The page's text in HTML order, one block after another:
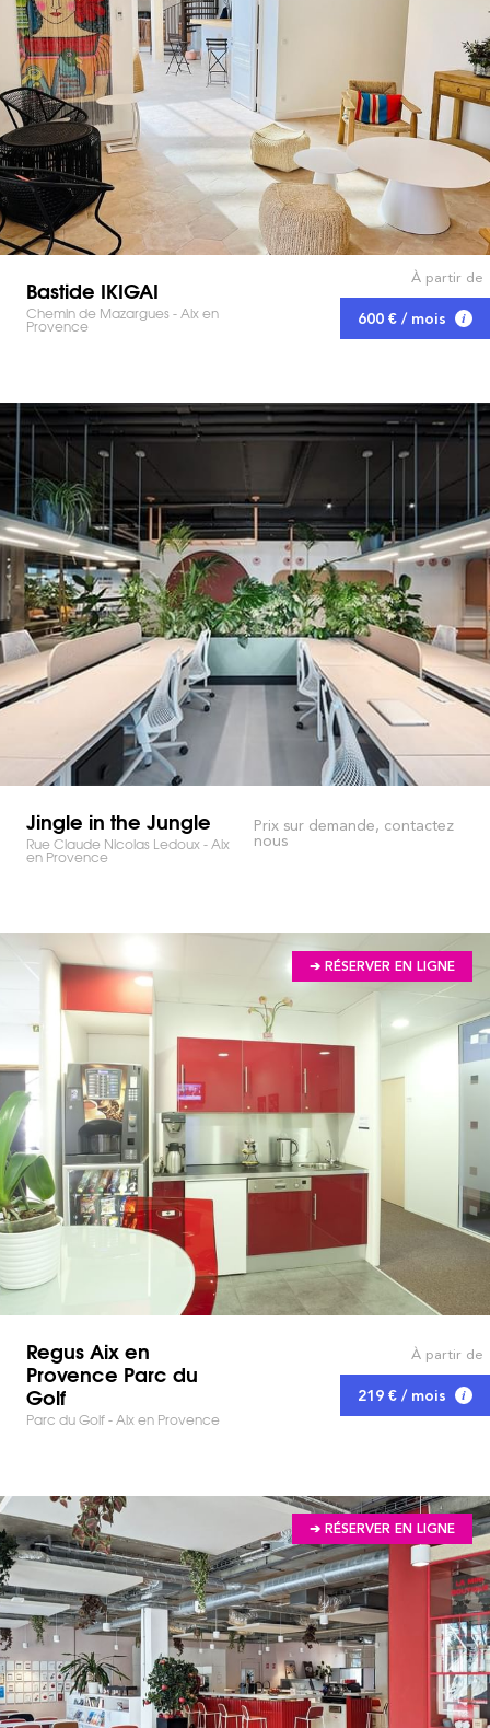
Bastide IKIGAI
Chemin de Mazargues - Aix en
Provence
À partir de
600 € / mois
Jingle in the Jungle
Rue Claude Nicolas Ledoux - Aix
en Provence
Prix sur demande, contactez
nous
➔ RÉSERVER EN LIGNE
Regus Aix en
Provence Parc du
Golf
Parc du Golf - Aix en Provence
À partir de
219 € / mois
➔ RÉSERVER EN LIGNE